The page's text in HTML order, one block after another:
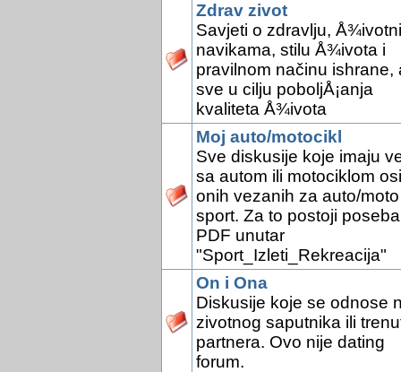
Zdrav zivot
Savjeti o zdravlju,
navikama, stilu Å¾ivota i
pravilnom načinu ishrane,
sve u cilju poboljÅ¡anja
kvaliteta Å¾ivota
Moj auto/motocikl
Sve diskusije koje imaju
sa autom ili motociklom
onih vezanih za auto/moto
sport. Za to postoji
PDF unutar
"Sport_Izleti_Rekreacija"
On i Ona
Diskusije koje se odnose
zivotnog saputnika ili
partnera. Ovo nije dating
forum.